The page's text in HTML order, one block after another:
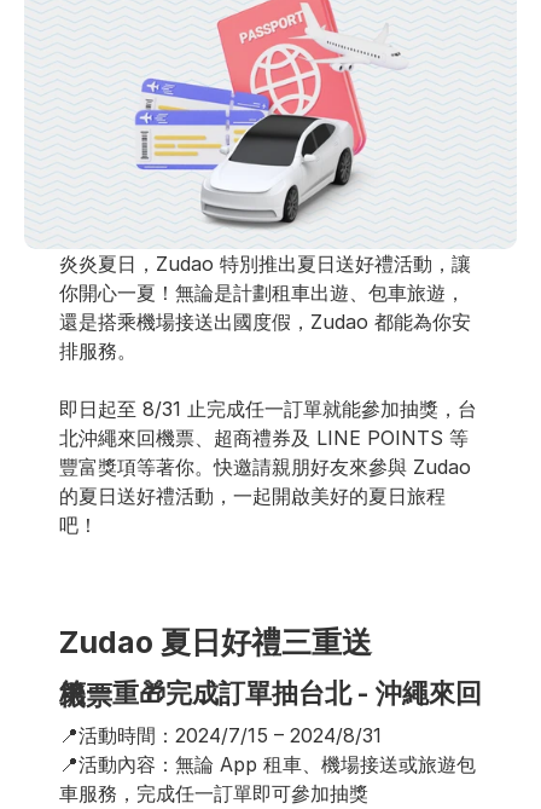
炎炎夏日，Zudao 特別推出夏日送好禮活動，讓
你開心一夏！無論是計劃租車出遊、包車旅遊，
還是搭乘機場接送出國度假，Zudao 都能為你安
排服務。
即日起至 8/31 止完成任一訂單就能參加抽獎，台
北沖繩來回機票、超商禮券及 LINE POINTS 等
豐富獎項等著你。快邀請親朋好友來參與 Zudao
的夏日送好禮活動，一起開啟美好的夏日旅程
吧！
Zudao 夏日好禮三重送
第一重🎁完成訂單抽台北 - 沖繩來回機票
📍活動時間：2024/7/15 – 2024/8/31
📍活動內容：無論 App 租車、機場接送或旅遊包
車服務，完成任一訂單即可參加抽獎